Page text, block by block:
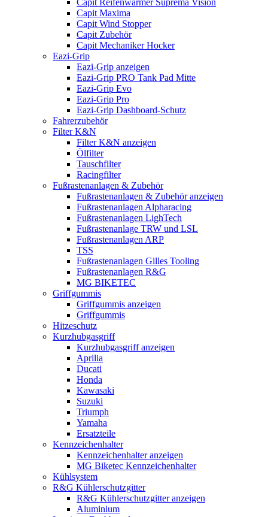
Capit Reifenwärmer Suprema Vision
Capit Maxima
Capit Wind Stopper
Capit Zubehör
Capit Mechaniker Hocker
Eazi-Grip
Eazi-Grip anzeigen
Eazi-Grip PRO Tank Pad Mitte
Eazi-Grip Evo
Eazi-Grip Pro
Eazi-Grip Dashboard-Schutz
Fahrerzubehör
Filter K&N
Filter K&N anzeigen
Ölfilter
Tauschfilter
Racingfilter
Fußrastenanlagen & Zubehör
Fußrastenanlagen & Zubehör anzeigen
Fußrastenanlagen Alpharacing
Fußrastenanlagen LighTech
Fußrastenanlage TRW und LSL
Fußrastenanlagen ARP
TSS
Fußrastenanlagen Gilles Tooling
Fußrastenanlagen R&G
MG BIKETEC
Griffgummis
Griffgummis anzeigen
Griffgummis
Hitzeschutz
Kurzhubgasgriff
Kurzhubgasgriff anzeigen
Aprilia
Ducati
Honda
Kawasaki
Suzuki
Triumph
Yamaha
Ersatzteile
Kennzeichenhalter
Kennzeichenhalter anzeigen
MG Biketec Kennzeichenhalter
Kühlsystem
R&G Kühlerschutzgitter
R&G Kühlerschutzgitter anzeigen
Aluminium